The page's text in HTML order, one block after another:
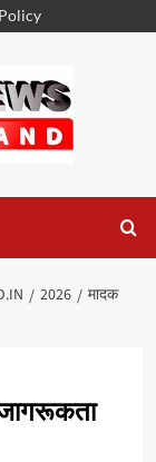
2026
मादक